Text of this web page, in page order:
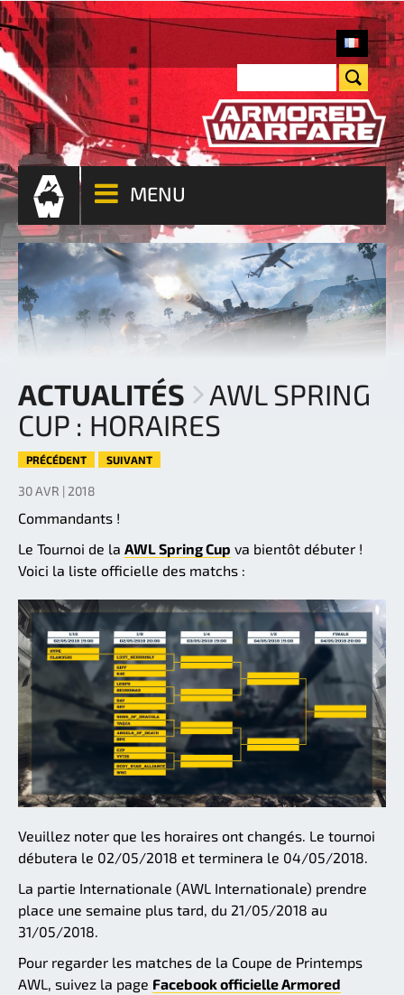
MENU
ACTUALITÉS
AWL SPRING
CUP : HORAIRES
PRÉCÉDENT SUIVANT
30 AVR | 2018
Commandants !
Le Tournoi de la AWL Spring Cup va bientôt débuter !
Voici la liste officielle des matchs :
Veuillez noter que les horaires ont changés. Le tournoi
débutera le 02/05/2018 et terminera le 04/05/2018.
La partie Internationale (AWL Internationale) prendre
place une semaine plus tard, du 21/05/2018 au
31/05/2018.
Pour regarder les matches de la Coupe de Printemps
AWL, suivez la page Facebook officielle Armored